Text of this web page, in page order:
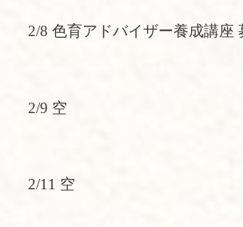
2/8 色育アドバイザー養成講座
2/9 空
2/11 空